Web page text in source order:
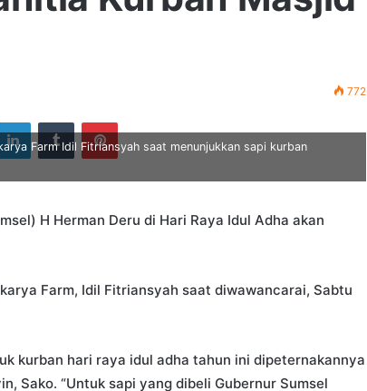
772
LinkedInTumblrPinterest
Farm Idil Fitriansyah saat menunjukkan sapi kurban
H Herman Deru di Hari Raya Idul Adha akan
Farm, Idil Fitriansyah saat diwawancarai, Sabtu
kurban hari raya idul adha tahun ini dipeternakannya
Sako. “Untuk sapi yang dibeli Gubernur Sumsel